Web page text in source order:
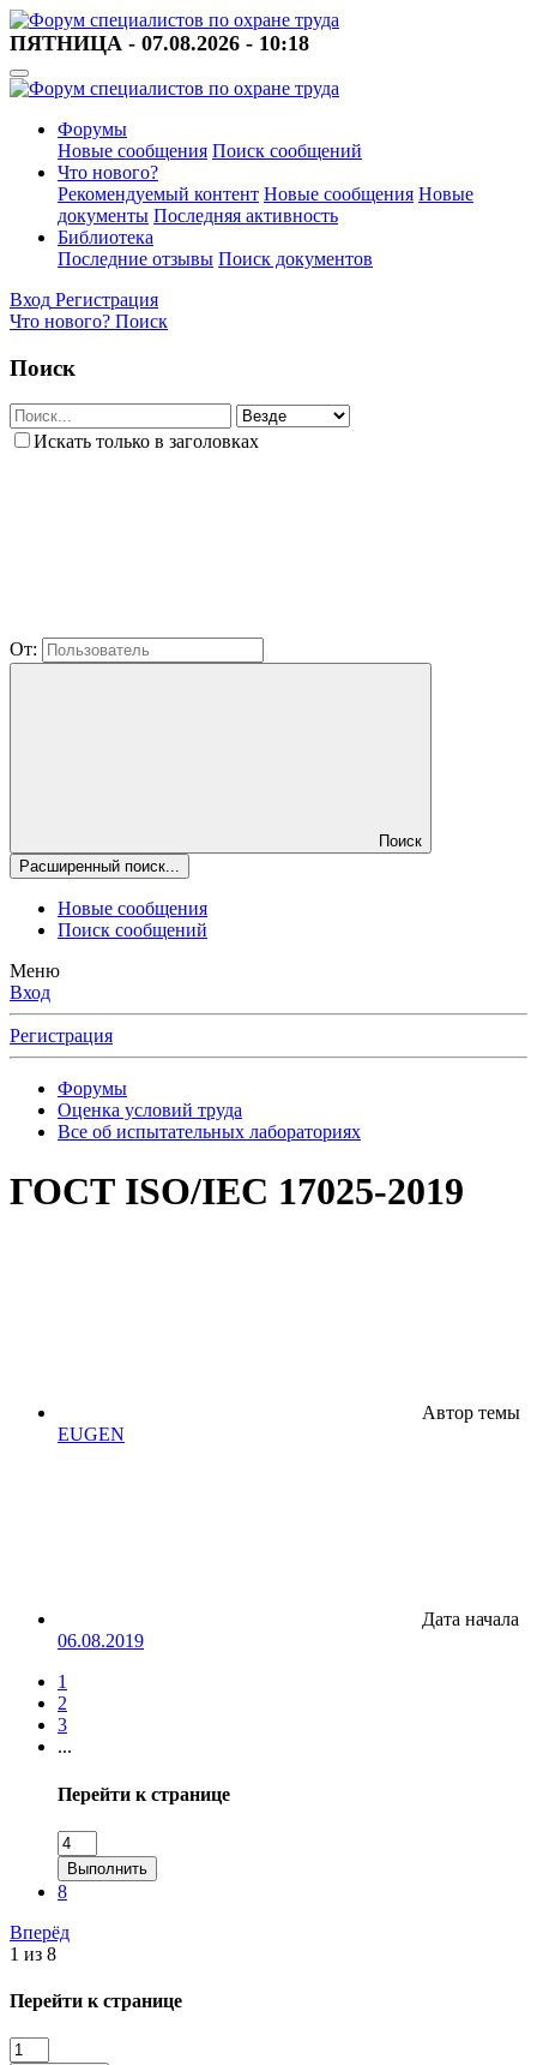
ПЯТНИЦА - 07.08.2026 - 10:18
Форумы
Новые сообщения Поиск сообщений
Что нового?
Рекомендуемый контент Новые сообщения Новые
документы Последняя активность
Библиотека
Последние отзывы Поиск документов
Вход Регистрация
Что нового? Поиск
Поиск
Искать только в заголовках
От:
Поиск
Расширенный поиск...
Новые сообщения
Поиск сообщений
Меню
Вход
Регистрация
Форумы
Оценка условий труда
Все об испытательных лабораториях
ГОСТ ISO/IEC 17025-2019
Автор темы
EUGEN
Дата начала
06.08.2019
1
2
3
...
Перейти к странице
Выполнить
8
Вперёд
1 из 8
Перейти к странице